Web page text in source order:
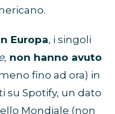
Europa, i singoli
, non hanno avuto
fino ad ora) in
su Spotify, un dato
Mondiale (non